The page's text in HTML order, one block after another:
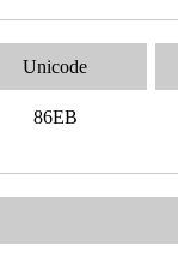
Unicode
86EB